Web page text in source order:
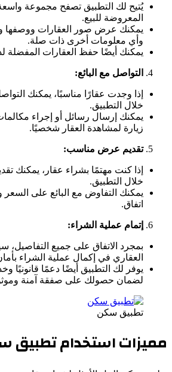
يُتيح لك التطبيق تصفح مجموعة
المعروضة للبيع.
يمكنك عرض صور العقارات ووصفها
وأي معلومات أخرى ذات صلة.
يمكنك أيضًا حفظ العقارات المفضلة
التواصل مع البائع:
إذا وجدت عقارًا مناسبًا، يمكنك
خلال التطبيق.
يمكنك إرسال رسائل أو إجراء
زيارة لمشاهدة العقار شخصيًا.
تقديم عرض مناسب:
إذا كنت مهتمًا بشراء عقار، يمكنك
خلال التطبيق.
يمكنك التفاوض مع البائع على
اتفاق.
إتمام عملية الشراء:
بمجرد الاتفاق على جميع
العقاري في إكمال عملية الشراء
يوفر لك التطبيق أيضًا دعمًا قانونيًا
لضمان حصولك على صفقة آمنة
تطبيق سكن
مميزات استخدام تطبيق